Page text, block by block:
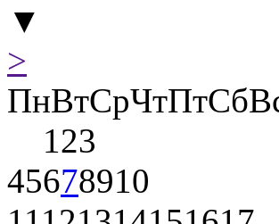
▼
>
ПнВтСрЧтПтСб
123
45678910